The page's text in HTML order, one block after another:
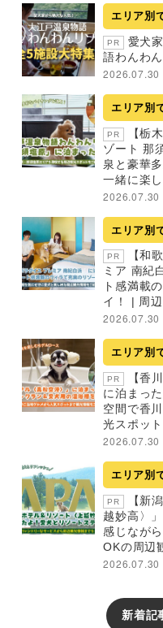
エリア別
PR
愛犬
語わんわ
2026.07.30
エリア別
PR
【栃
ゾート 那
泉と豪華
一緒に楽
2026.07.30
エリア別
PR
【和
ミア 南紀
ト感満載
イ！ | 周
2026.07.30
エリア別
PR
【香
に泊まっ
空間で香
光スポッ
2026.07.30
エリア別
PR
【新
越妙高〉
感じなが
OKの周辺
2026.07.30
新着記